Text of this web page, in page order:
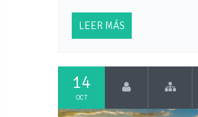
LEER MÁS
14
OCT